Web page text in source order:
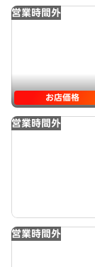
営業時間外
お店価格
営業時間外
営業時間外